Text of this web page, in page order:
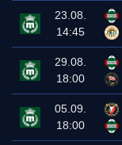
23.08.
14:45
29.08.
18:00
05.09.
18:00